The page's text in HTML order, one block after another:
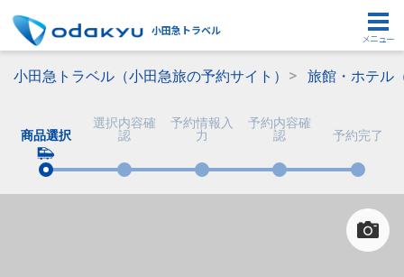
小田急トラベル
メニュー
小田急トラベル（小田急旅の予約サイト） 旅館・ホテル
商品選択
選択内容確
認
予約情報入
力
予約内容確
認
予約完了